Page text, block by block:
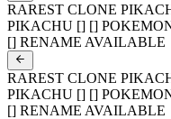
RAREST CLONE
PIKACHU [] []
[] RENAME AVAILABLE
RAREST CLONE
PIKACHU [] []
[] RENAME AVAILABLE